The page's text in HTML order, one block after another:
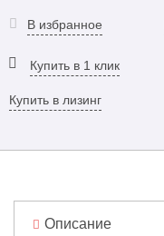
В избранное
Купить в 1 клик
Купить в лизинг
Описание